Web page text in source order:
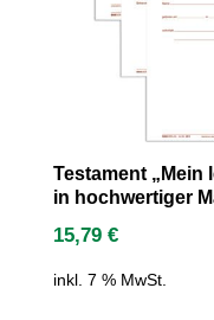
Testament „Mein
in hochwertiger
15,79 €
inkl. 7 % MwSt.